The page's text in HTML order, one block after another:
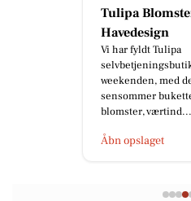
Tulipa
Havedesign
Vi har fyldt Tulipa
weekenden, med
sensommer
blomster, værtind...
Åbn opslaget